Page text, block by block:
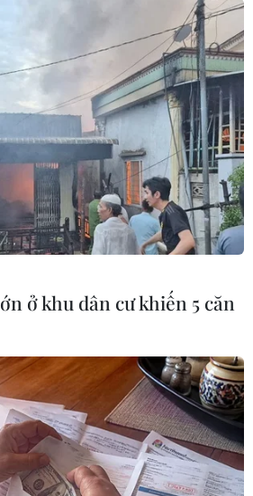
của Thủ tướng Chính phủ,
chóng xây dựng kế hoạch
cho nhân dân, đảm bảo
nào bị thiếu đói. Trước mắt
nhanh chóng, kịp thời hỗ trợ
đình có người chết là 5
bị thương là 3 triệu
tiếp tục tổ chức các lượng
mất tích, rà soát các hộ gia
sập, trôi, hư hỏng và thiếu đói
theo quy định tại Nghị định
ngày 21/10/2013 của Chính
sách trợ giúp xã hội đối với
hội./.
(Vietnam+)
ở khu dân cư khiến 5 căn